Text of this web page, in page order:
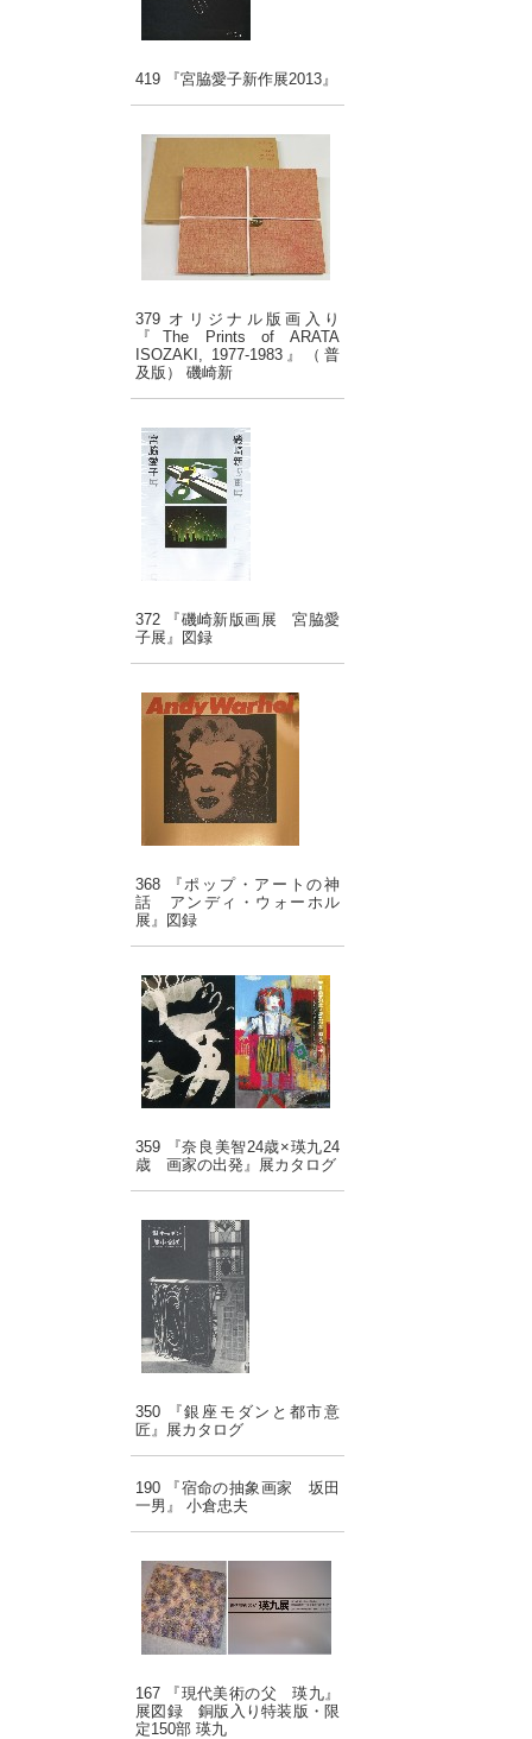
419 『宮脇愛子新作展2013』
379 オリジナル版画入り
『The Prints of ARATA
ISOZAKI, 1977-1983』（普
及版） 磯崎新
372 『磯崎新版画展 宮脇愛
子展』図録
368 『ポップ・アートの神
話 アンディ・ウォーホル
展』図録
359 『奈良美智24歳×瑛九24
歳 画家の出発』展カタログ
350 『銀座モダンと都市意
匠』展カタログ
190 『宿命の抽象画家 坂田
一男』 小倉忠夫
167 『現代美術の父 瑛九』
展図録 銅版入り特装版・限
定150部 瑛九